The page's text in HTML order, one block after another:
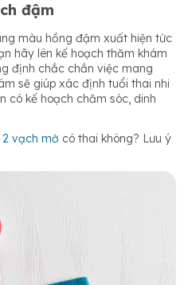
đậm
màu hồng đậm xuất hiện tức
hãy lên kế hoạch thăm khám
định chắc chắn việc mang
sẽ giúp xác định tuổi thai nhi
có kế hoạch chăm sóc, dinh
vạch mờ có thai không? Lưu ý